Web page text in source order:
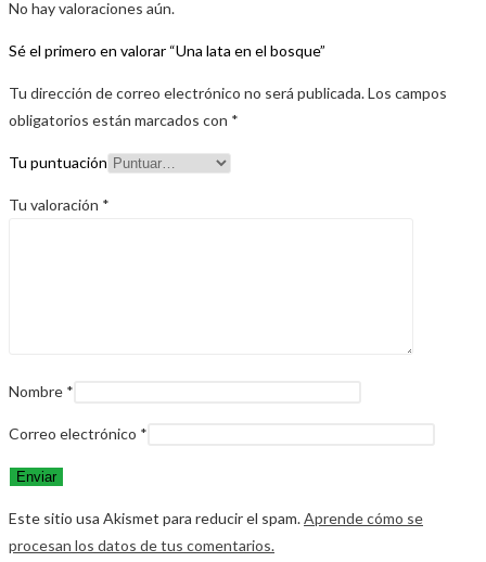
No hay valoraciones aún.
Sé el primero en valorar “Una lata en el bosque”
Tu dirección de correo electrónico no será publicada.Los campos
obligatorios están marcados con *
Tu puntuación
Tu valoración *
Nombre *
Correo electrónico *
Este sitio usa Akismet para reducir el spam.Aprende cómo se
procesan los datos de tus comentarios.